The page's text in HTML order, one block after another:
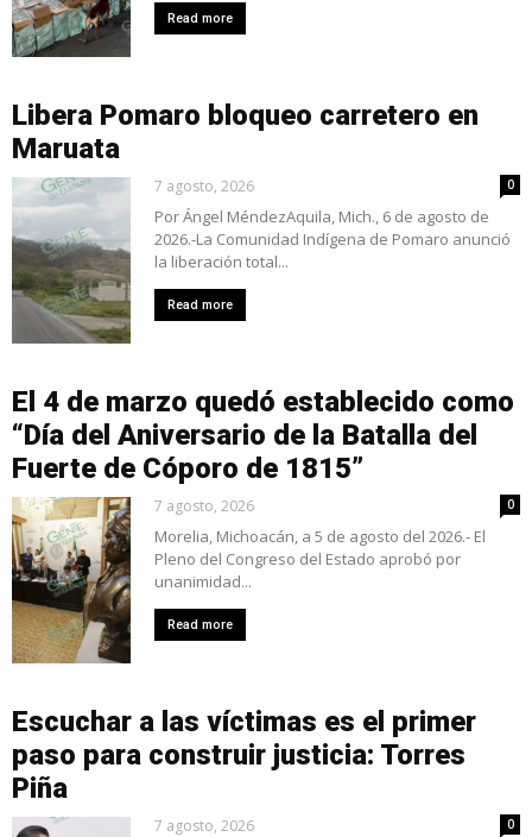
Read more
Libera Pomaro bloqueo carretero en
Maruata
7 agosto, 2026 0
Por Ángel MéndezAquila, Mich., 6 de agosto de
2026.-La Comunidad Indígena de Pomaro anunció
la liberación total...
Read more
El 4 de marzo quedó establecido como
“Día del Aniversario de la Batalla del
Fuerte de Cóporo de 1815”
7 agosto, 2026 0
Morelia, Michoacán, a 5 de agosto del 2026.- El
Pleno del Congreso del Estado aprobó por
unanimidad...
Read more
Escuchar a las víctimas es el primer
paso para construir justicia: Torres
Piña
7 agosto, 2026 0